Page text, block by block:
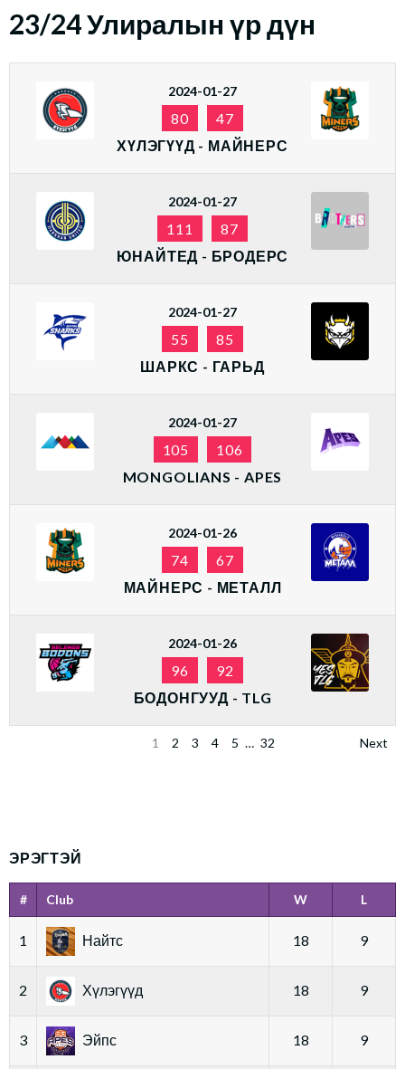
23/24 Улиралын үр дүн
2024-01-27
80
47
ХҮЛЭГҮҮД - МАЙНЕРС
2024-01-27
111
87
ЮНАЙТЕД - БРОДЕРС
2024-01-27
55
85
ШАРКС - ГАРЬД
2024-01-27
105
106
MONGOLIANS - APES
2024-01-26
74
67
МАЙНЕРС - МЕТАЛЛ
2024-01-26
96
92
БОДОНГУУД - TLG
1 2 3 4 5 … 32 Next
ЭРЭГТЭЙ
# Club W L
1 Найтс 18 9
2 Хүлэгүүд 18 9
3 Эйпс 18 9